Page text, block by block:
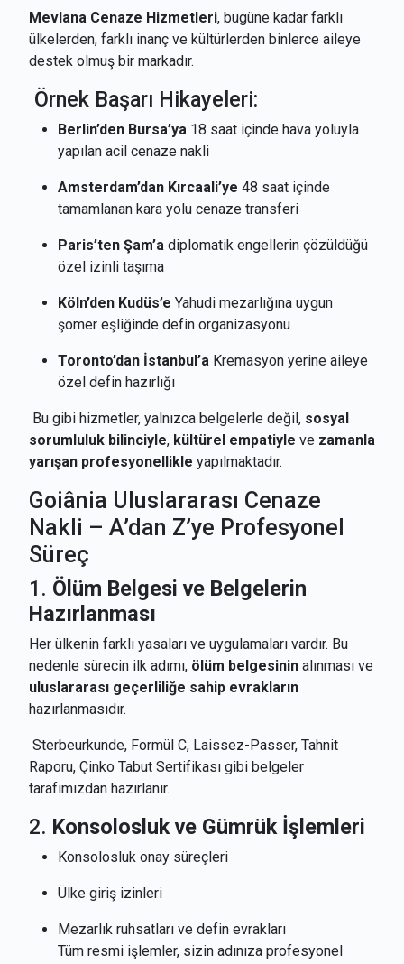
Mevlana Cenaze Hizmetleri, bugüne kadar farklı
ülkelerden, farklı inanç ve kültürlerden binlerce aileye
destek olmuş bir markadır.
Örnek Başarı Hikayeleri:
Berlin’den Bursa’ya 18 saat içinde hava yoluyla
yapılan acil cenaze nakli
Amsterdam’dan Kırcaali’ye 48 saat içinde
tamamlanan kara yolu cenaze transferi
Paris’ten Şam’a diplomatik engellerin çözüldüğü
özel izinli taşıma
Köln’den Kudüs’e Yahudi mezarlığına uygun
şomer eşliğinde defin organizasyonu
Toronto’dan İstanbul’a Kremasyon yerine aileye
özel defin hazırlığı
Bu gibi hizmetler, yalnızca belgelerle değil, sosyal
sorumluluk bilinciyle, kültürel empatiyle ve zamanla
yarışan profesyonellikle yapılmaktadır.
Goiânia Uluslararası Cenaze
Nakli – A’dan Z’ye Profesyonel
Süreç
1. Ölüm Belgesi ve Belgelerin
Hazırlanması
Her ülkenin farklı yasaları ve uygulamaları vardır. Bu
nedenle sürecin ilk adımı, ölüm belgesinin alınması ve
uluslararası geçerliliğe sahip evrakların
hazırlanmasıdır.
Sterbeurkunde, Formül C, Laissez-Passer, Tahnit
Raporu, Çinko Tabut Sertifikası gibi belgeler
tarafımızdan hazırlanır.
2. Konsolosluk ve Gümrük İşlemleri
Konsolosluk onay süreçleri
Ülke giriş izinleri
Mezarlık ruhsatları ve defin evrakları
Tüm resmi işlemler, sizin adınıza profesyonel